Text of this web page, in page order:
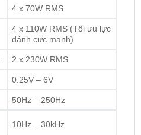
4 x 70W RMS
4 x 110W RMS (Tối ưu lực
đánh cực mạnh)
2 x 230W RMS
0.25V – 6V
50Hz – 250Hz
10Hz – 30kHz